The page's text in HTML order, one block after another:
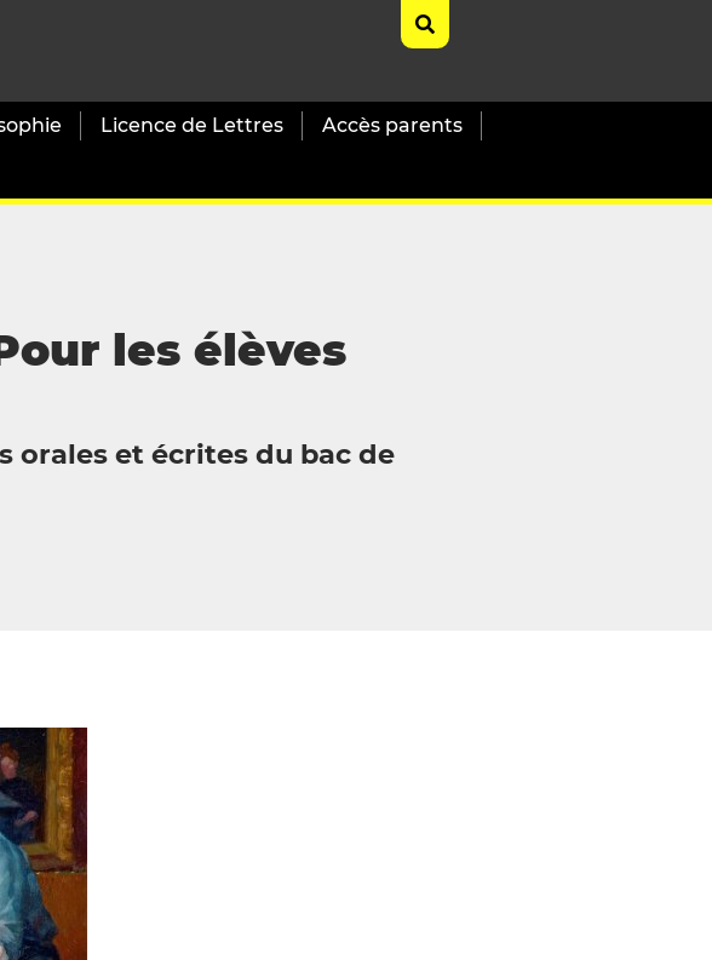
Licence de Lettres Accès parents
les élèves
orales et écrites du bac de